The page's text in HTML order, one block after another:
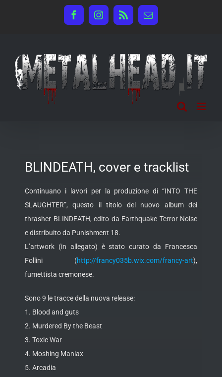
FacebookInstagram
Rss Email
BLINDEATH, cover e tracklist
Continuano i lavori per la produzione di “INTO THE
SLAUGHTER”, questo il titolo del nuovo album dei
thrasher BLINDEATH, edito da Earthquake Terror Noise
e distribuito da Punishment 18.
L’artwork (in allegato) è stato curato da Francesca
Follini (http://francy035b.wix.com/francy-art),
fumettista cremonese.
Sono 9 le tracce della nuova release:
1. Blood and guts
2. Murdered By the Beast
3. Toxic War
4. Moshing Maniax
5. Arcadia